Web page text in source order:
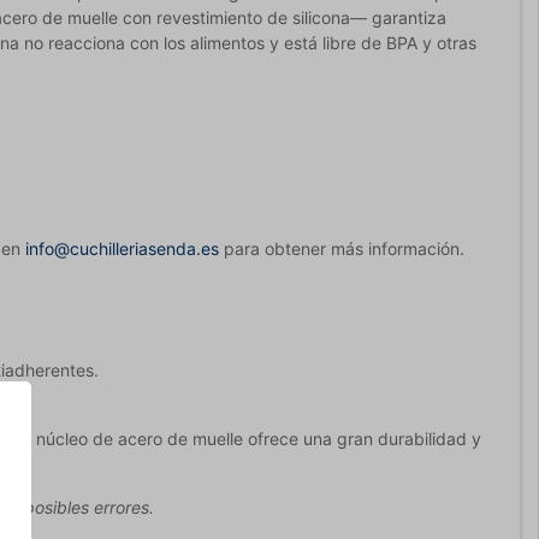
de muelle con revestimiento de silicona— garantiza
no reacciona con los alimentos y está libre de BPA y otras
info@cuchilleriasenda.es para obtener más información.
el núcleo de acero de muelle ofrece una gran durabilidad y
posibles errores.